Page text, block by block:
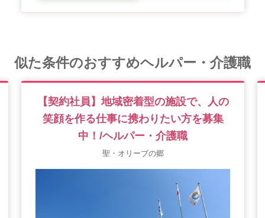
似た条件のおすすめヘルパー・介護職
【契約社員】地域密着型の施設で、人の
笑顔を作る仕事に携わりたい方を募集
中！/ヘルパー・介護職
聖・オリーブの郷